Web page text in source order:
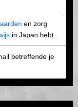
en zorg
in Japan hebt.
betreffende je